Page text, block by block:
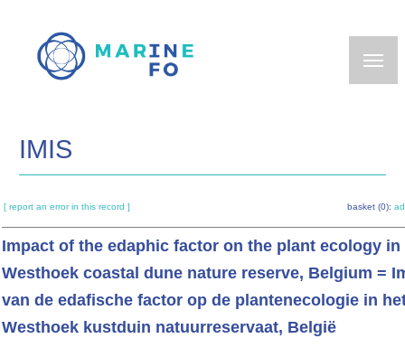
main
IMIS
[ report an error in this record ] basket (0):
Impact of the edaphic factor on the plant ecology in
Westhoek coastal dune nature reserve, Belgium =
van de edafische factor op de plantenecologie in
Westhoek kustduin natuurreservaat, België